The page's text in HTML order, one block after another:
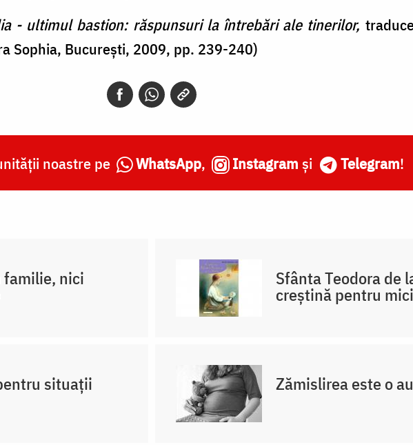
- ultimul bastion: răspunsuri la întrebări ale tinerilor,
Sophia, București, 2009, pp. 239-240)
noastre pe WhatsApp, Instagram și Telegram!
familie, nici Sfânta Teodora de
creştină pentru
situații Zămislirea este o